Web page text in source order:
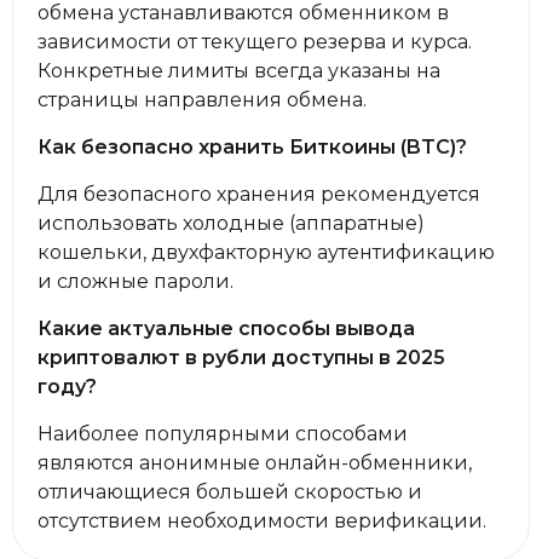
обмена устанавливаются обменником в
зависимости от текущего резерва и курса.
Конкретные лимиты всегда указаны на
страницы направления обмена.
Как безопасно хранить Биткоины (BTC)?
Для безопасного хранения рекомендуется
использовать холодные (аппаратные)
кошельки, двухфакторную аутентификацию
и сложные пароли.
Какие актуальные способы вывода
криптовалют в рубли доступны в 2025
году?
Наиболее популярными способами
являются анонимные онлайн-обменники,
отличающиеся большей скоростью и
отсутствием необходимости верификации.